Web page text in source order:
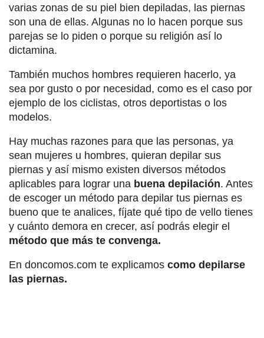
varias zonas de su piel bien depiladas, las piernas
son una de ellas. Algunas no lo hacen porque sus
parejas se lo piden o porque su religión así lo
dictamina.
También muchos hombres requieren hacerlo, ya
sea por gusto o por necesidad, como es el caso por
ejemplo de los ciclistas, otros deportistas o los
modelos.
Hay muchas razones para que las personas, ya
sean mujeres u hombres, quieran depilar sus
piernas y así mismo existen diversos métodos
aplicables para lograr una buena depilación. Antes
de escoger un método para depilar tus piernas es
bueno que te analices, fíjate qué tipo de vello tienes
y cuánto demora en crecer, así podrás elegir el
método que más te convenga.
En doncomos.com te explicamos como depilarse
las piernas.